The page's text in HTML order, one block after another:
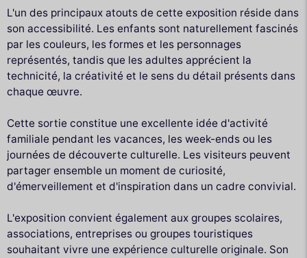
L'un des principaux atouts de cette exposition réside dans
son accessibilité. Les enfants sont naturellement fascinés
par les couleurs, les formes et les personnages
représentés, tandis que les adultes apprécient la
technicité, la créativité et le sens du détail présents dans
chaque œuvre.
Cette sortie constitue une excellente idée d'activité
familiale pendant les vacances, les week-ends ou les
journées de découverte culturelle. Les visiteurs peuvent
partager ensemble un moment de curiosité,
d'émerveillement et d'inspiration dans un cadre convivial.
L'exposition convient également aux groupes scolaires,
associations, entreprises ou groupes touristiques
souhaitant vivre une expérience culturelle originale. Son